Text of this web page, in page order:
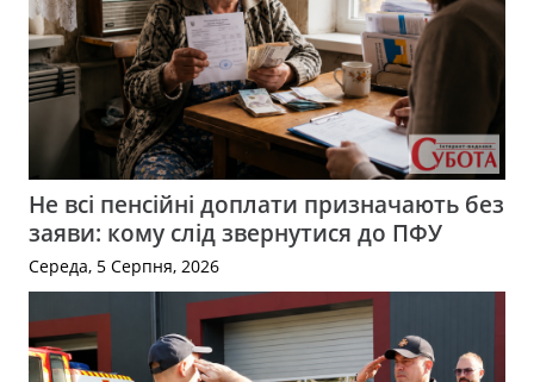
Не всі пенсійні доплати призначають без
заяви: кому слід звернутися до ПФУ
Середа, 5 Серпня, 2026